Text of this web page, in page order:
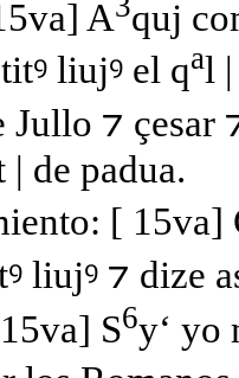
A quj
liujꝰ el qal
Jullo ⁊ çesar
de padua.
[ 15va]
liujꝰ ⁊ dize
S6y‘ yo